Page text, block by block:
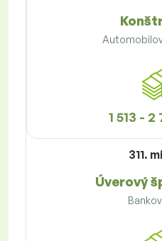
1 513 - 2
311.
Úverový